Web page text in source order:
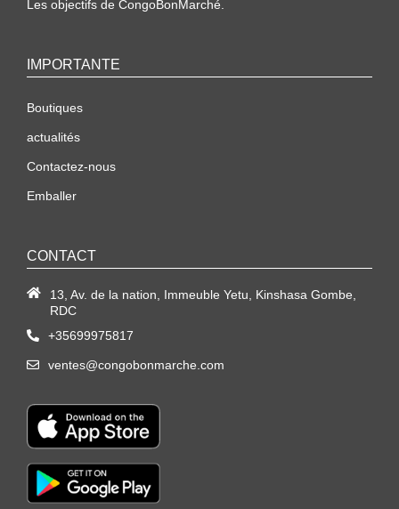
Les objectifs de CongoBonMarché.
IMPORTANTE
Boutiques
actualités
Contactez-nous
Emballer
CONTACT
13, Av. de la nation, Immeuble Yetu, Kinshasa Gombe,
RDC
+35699975817
ventes@congobonmarche.com